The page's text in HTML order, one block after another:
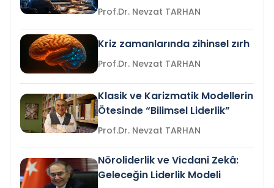
Prof.Dr. Nevzat TARHAN
Kriz zamanlarında zihinsel zırh
Prof.Dr. Nevzat TARHAN
Klasik ve Karizmatik Modellerin
Ötesinde “Bilimsel Liderlik”
Prof.Dr. Nevzat TARHAN
Nöroliderlik ve Vicdani Zekâ:
Geleceğin Liderlik Modeli